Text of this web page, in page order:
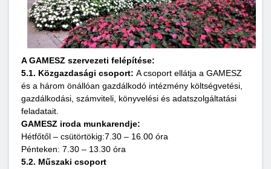
A GAMESZ szervezeti felépítése:
5.1. Közgazdasági csoport: A csoport ellátja a GAMESZ
és a három önállóan gazdálkodó intézmény költségvetési,
gazdálkodási, számviteli, könyvelési és adatszolgáltatási
feladatait.
GAMESZ iroda munkarendje:
Hétfőtől – csütörtökig:7.30 – 16.00 óra
Pénteken: 7.30 – 13.30 óra
5.2. Műszaki csoport